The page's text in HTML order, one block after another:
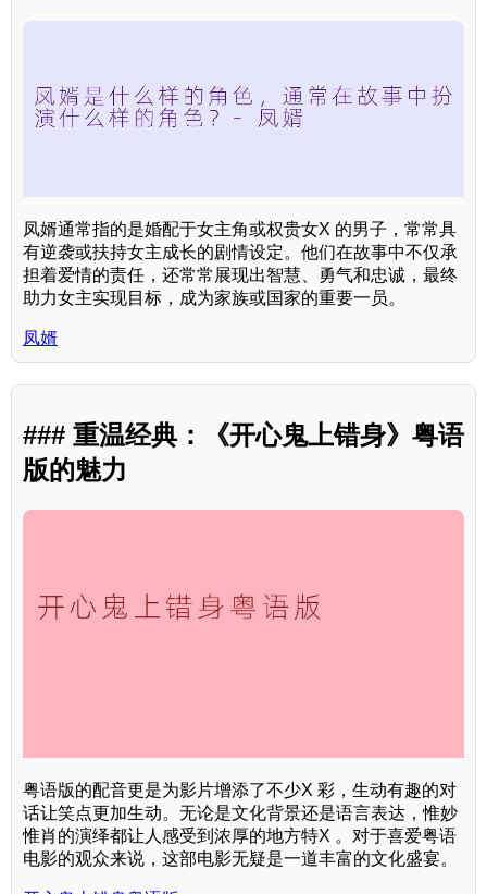
凤婿通常指的是婚配于女主角或权贵女X 的男子，常常具
有逆袭或扶持女主成长的剧情设定。他们在故事中不仅承
担着爱情的责任，还常常展现出智慧、勇气和忠诚，最终
助力女主实现目标，成为家族或国家的重要一员。
凤婿
### 重温经典：《开心鬼上错身》粤语
版的魅力
粤语版的配音更是为影片增添了不少X 彩，生动有趣的对
话让笑点更加生动。无论是文化背景还是语言表达，惟妙
惟肖的演绎都让人感受到浓厚的地方特X 。对于喜爱粤语
电影的观众来说，这部电影无疑是一道丰富的文化盛宴。